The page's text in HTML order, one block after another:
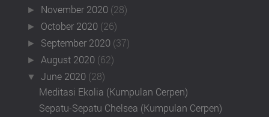
► November 2020 (28)
► October 2020 (26)
► September 2020 (37)
►August 2020 (62)
▼June 2020 (28)
Meditasi Ekolia (Kumpulan Cerpen)
Sepatu-Sepatu Chelsea (Kumpulan Cerpen)